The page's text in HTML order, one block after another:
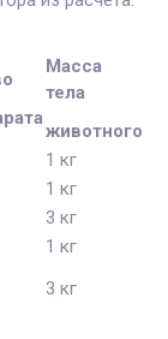
Масса
тела
животного
1 кг
1 кг
3 кг
1 кг
3 кг